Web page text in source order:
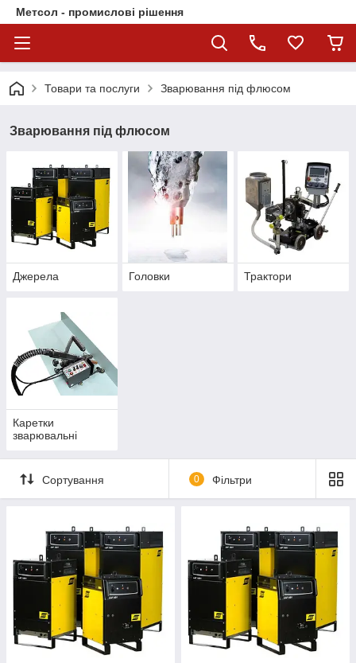
Метсол - промислові рішення
Товари та послуги Зварювання під флюсом
Зварювання під флюсом
Джерела Головки Трактори
Каретки
зварювальні
Сортування 0 Фільтри